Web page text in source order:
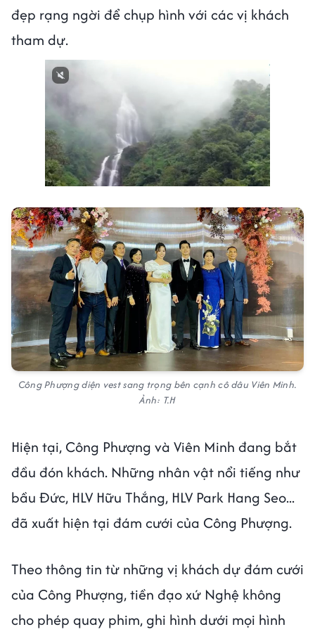
đẹp rạng ngời để chụp hình với các vị khách
tham dự.
Công Phượng diện vest sang trọng bên cạnh cô dâu Viên Minh.
Ảnh: T.H
Hiện tại, Công Phượng và Viên Minh đang bắt
đầu đón khách. Những nhân vật nổi tiếng như
bầu Đức, HLV Hữu Thắng, HLV Park Hang Seo...
đã xuất hiện tại đám cưới của Công Phượng.
Theo thông tin từ những vị khách dự đám cưới
của Công Phượng, tiền đạo xứ Nghệ không
cho phép quay phim, ghi hình dưới mọi hình